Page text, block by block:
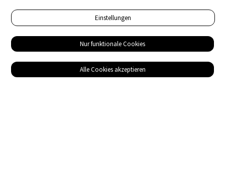
Einstellungen
Nur funktionale Cookies
Alle Cookies akzeptieren